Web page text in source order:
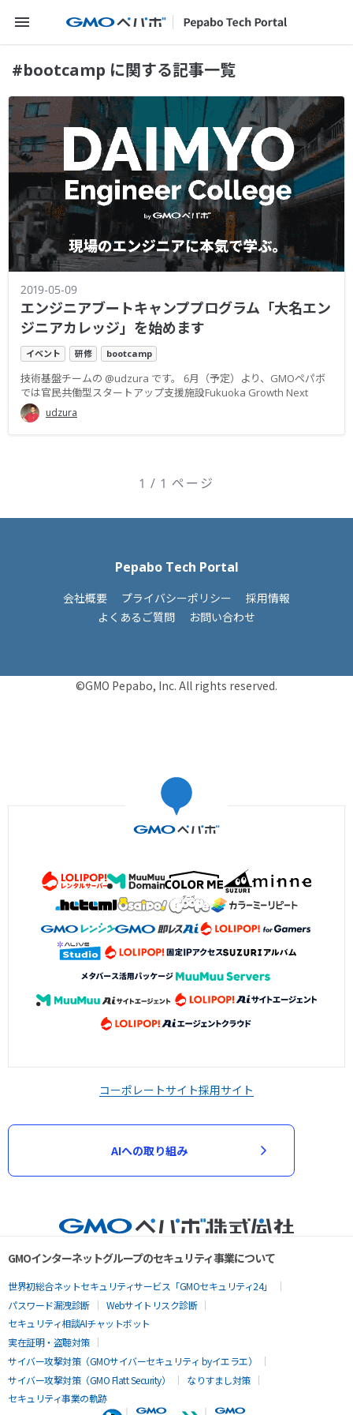
メニューを開く
#bootcamp に関する記事一覧
2019-05-09
エンジニアブートキャンププログラム「大名エン
ジニアカレッジ」を始めます
イベント 研修 bootcamp
技術基盤チームの @udzura です。 6月（予定）より、GMOペパボ
では官民共働型スタートアップ支援施設Fukuoka Growth Next
udzura
1 / 1 ページ
Pepabo Tech Portal
会社概要 プライバシーポリシー
採用情報
よくあるご質問
お問い合わせ
©GMO Pepabo, Inc. All rights reserved.
コーポレートサイト採用サイト
AIへの取り組み
GMOインターネットグループのセキュリティ事業について
世界初総合ネットセキュリティサービス「GMOセキュリティ24」
パスワード漏洩診断
Webサイトリスク診断
セキュリティ相談AIチャットボット
実在証明・盗聴対策
サイバー攻撃対策（GMOサイバーセキュリティ byイエラエ）
サイバー攻撃対策（GMO Flatt Security）
なりすまし対策
セキュリティ事業の軌跡